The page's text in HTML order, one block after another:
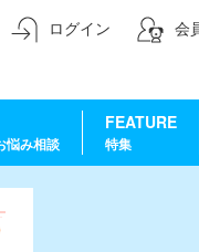
ログイン 会
悩み相談
FEATURE
特集